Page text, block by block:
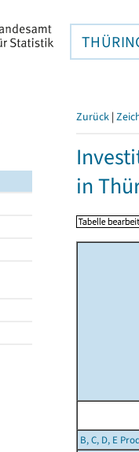
Zurück |
in
B, C, D, E